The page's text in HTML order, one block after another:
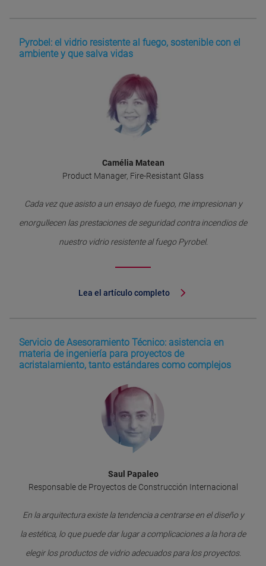
Pyrobel: el vidrio resistente al fuego, sostenible con el
ambiente y que salva vidas
Camélia Matean
Product Manager, Fire-Resistant Glass
Cada vez que asisto a un ensayo de fuego, me impresionan y
enorgullecen las prestaciones de seguridad contra incendios de
nuestro vidrio resistente al fuego Pyrobel.
Lea el artículo completo
Servicio de Asesoramiento Técnico: asistencia en
materia de ingeniería para proyectos de
acristalamiento, tanto estándares como complejos
Saul Papaleo
Responsable de Proyectos de Construcción Internacional
En la arquitectura existe la tendencia a centrarse en el diseño y
la estética, lo que puede dar lugar a complicaciones a la hora de
elegir los productos de vidrio adecuados para los proyectos.